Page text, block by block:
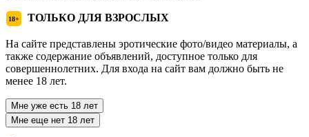
18+ ТОЛЬКО ДЛЯ ВЗРОСЛЫХ
На сайте представлены эротические фото/видео материалы, а
также содержание объявлений, доступное только для
совершеннолетних. Для входа на сайт вам должно быть не
менее 18 лет.
Мне уже есть 18 лет
Мне еще нет 18 лет